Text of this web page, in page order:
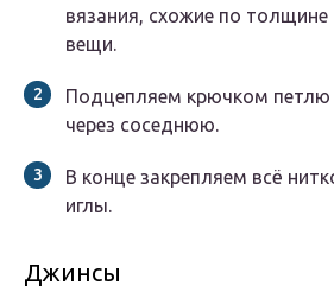
вязания, схожие по толщине
вещи.
Подцепляем крючком петлю
через соседнюю.
В конце закрепляем всё
иглы.
Джинсы